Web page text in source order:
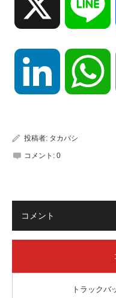
LinkedIn
投稿者: タカバシ
コメント: 0
コメント
トラックバ